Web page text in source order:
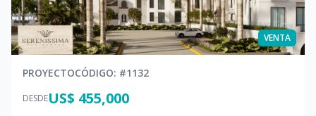
VENTA
PROYECTOCÓDIGO: #1132
DESDEUS$ 455,000